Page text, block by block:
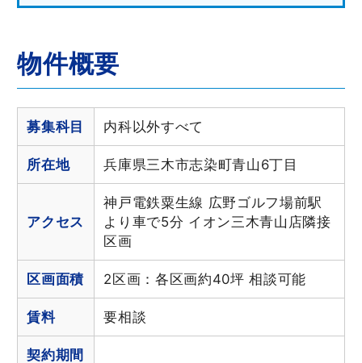
物件概要
募集科目 内科以外すべて
所在地 兵庫県三木市志染町青山6丁目
アクセス
神戸電鉄粟生線 広野ゴルフ場前駅
より車で5分 イオン三木青山店隣接
区画
区画面積 2区画：各区画約40坪 相談可能
賃料 要相談
契約期間